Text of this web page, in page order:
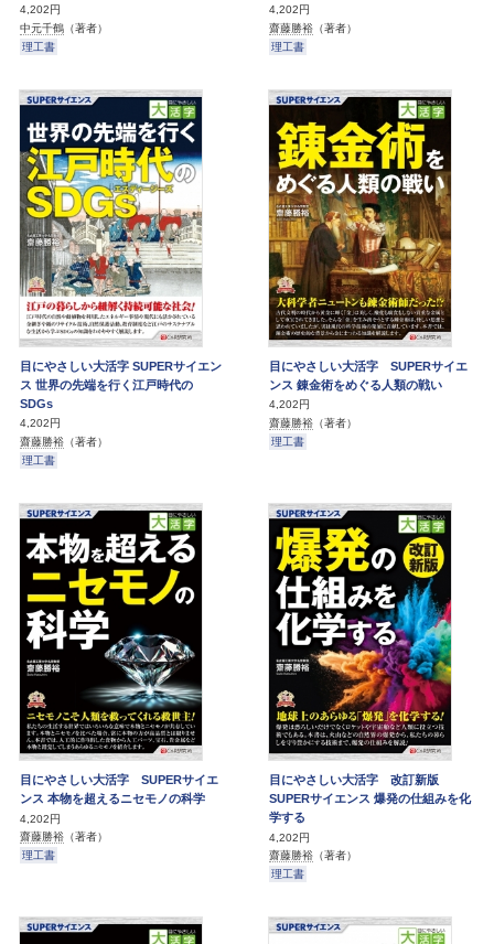
4,202円
中元千鶴 （著者）
理工書
4,202円
齋藤勝裕 （著者）
理工書
目にやさしい大活字 SUPERサイエン
ス 世界の先端を行く江戸時代の
SDGs
4,202円
齋藤勝裕 （著者）
理工書
目にやさしい大活字 SUPERサイエ
ンス 錬金術をめぐる人類の戦い
4,202円
齋藤勝裕 （著者）
理工書
目にやさしい大活字 SUPERサイエ
ンス 本物を超えるニセモノの科学
4,202円
齋藤勝裕 （著者）
理工書
目にやさしい大活字 改訂新版
SUPERサイエンス 爆発の仕組みを化
学する
4,202円
齋藤勝裕 （著者）
理工書